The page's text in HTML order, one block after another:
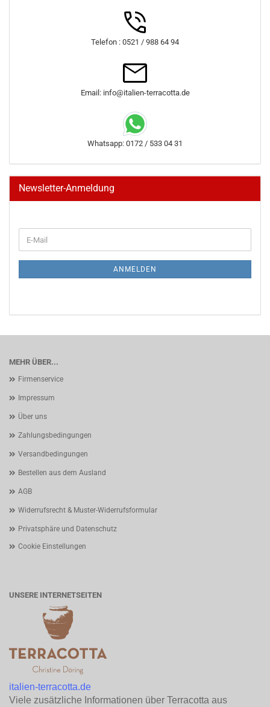
Telefon : 0521 / 988 64 94
Email: info@italien-terracotta.de
Whatsapp: 0172 / 533 04 31
Newsletter-Anmeldung
ZUR
E-
Mail
ANMELDEN
MEHR ÜBER...
Firmenservice
Impressum
Über uns
Zahlungsbedingungen
Versandbedingungen
Bestellen aus dem Ausland
AGB
Widerrufsrecht & Muster-Widerrufsformular
Privatsphäre und Datenschutz
Cookie Einstellungen
UNSERE INTERNETSEITEN
italien-terracotta.de
Viele zusätzliche Informationen über Terracotta aus